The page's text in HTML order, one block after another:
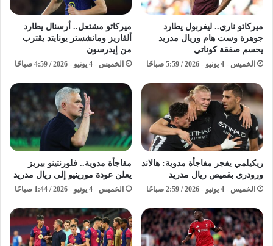
ميركاتو ناري.. ليفربول يطارد
جوهرة وست هام وريال مدريد
يحسم صفقة كوناتي
الخميس - 4 يونيو - 2026 / 5:59 صباحًا
ميركاتو مشتعل.. أرسنال يطارد
ألفاريز ومانشستر يونايتد يقترب
من إيدرسون
الخميس - 4 يونيو - 2026 / 4:59 صباحًا
ريكيلمي يفجر مفاجأة مدوية: هالاند
ورودري بقميص ريال مدريد
الخميس - 4 يونيو - 2026 / 2:59 صباحًا
مفاجأة مدوية.. فلورنتينو بيريز
يعلن عودة مورينيو إلى ريال مدريد
الخميس - 4 يونيو - 2026 / 1:44 صباحًا